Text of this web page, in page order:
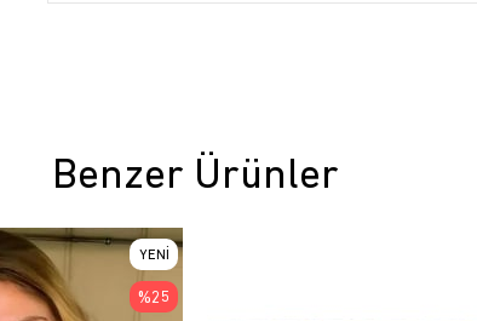
Benzer Ürünler
YENI
ÜRÜN
%25